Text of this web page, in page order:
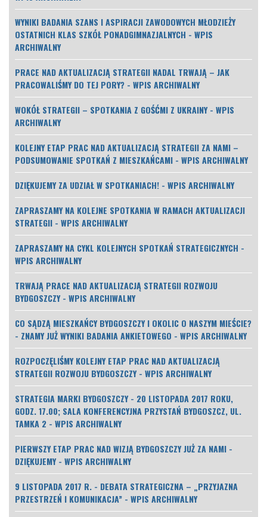
WYNIKI BADANIA SZANS I ASPIRACJI ZAWODOWYCH MŁODZIEŻY
OSTATNICH KLAS SZKÓŁ PONADGIMNAZJALNYCH - WPIS
ARCHIWALNY
PRACE NAD AKTUALIZACJĄ STRATEGII NADAL TRWAJĄ – JAK
PRACOWALIŚMY DO TEJ PORY? - WPIS ARCHIWALNY
WOKÓŁ STRATEGII – SPOTKANIA Z GOŚĆMI Z UKRAINY - WPIS
ARCHIWALNY
KOLEJNY ETAP PRAC NAD AKTUALIZACJĄ STRATEGII ZA NAMI –
PODSUMOWANIE SPOTKAŃ Z MIESZKAŃCAMI - WPIS ARCHIWALNY
DZIĘKUJEMY ZA UDZIAŁ W SPOTKANIACH! - WPIS ARCHIWALNY
ZAPRASZAMY NA KOLEJNE SPOTKANIA W RAMACH AKTUALIZACJI
STRATEGII - WPIS ARCHIWALNY
ZAPRASZAMY NA CYKL KOLEJNYCH SPOTKAŃ STRATEGICZNYCH -
WPIS ARCHIWALNY
TRWAJĄ PRACE NAD AKTUALIZACJĄ STRATEGII ROZWOJU
BYDGOSZCZY - WPIS ARCHIWALNY
CO SĄDZĄ MIESZKAŃCY BYDGOSZCZY I OKOLIC O NASZYM MIEŚCIE?
- ZNAMY JUŻ WYNIKI BADANIA ANKIETOWEGO - WPIS ARCHIWALNY
ROZPOCZĘLIŚMY KOLEJNY ETAP PRAC NAD AKTUALIZACJĄ
STRATEGII ROZWOJU BYDGOSZCZY - WPIS ARCHIWALNY
STRATEGIA MARKI BYDGOSZCZY - 20 LISTOPADA 2017 ROKU,
GODZ. 17.00; SALA KONFERENCYJNA PRZYSTAŃ BYDGOSZCZ, UL.
TAMKA 2 - WPIS ARCHIWALNY
PIERWSZY ETAP PRAC NAD WIZJĄ BYDGOSZCZY JUŻ ZA NAMI -
DZIĘKUJEMY - WPIS ARCHIWALNY
9 LISTOPADA 2017 R. - DEBATA STRATEGICZNA – „PRZYJAZNA
PRZESTRZEŃ I KOMUNIKACJA” - WPIS ARCHIWALNY